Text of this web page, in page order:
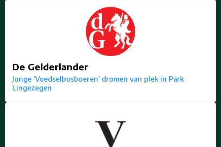
De Gelderlander
Jonge ‘Voedselbosboeren’ dromen van plek in Park
Lingezegen